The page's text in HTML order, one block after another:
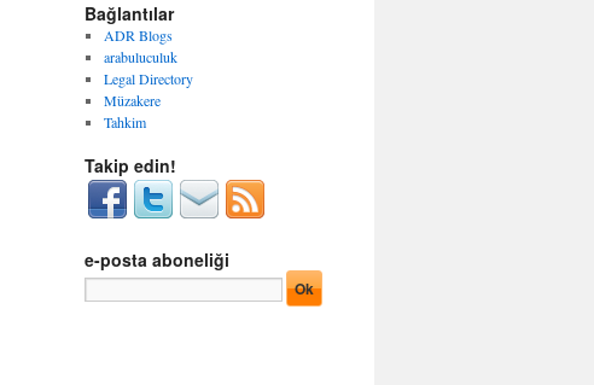
o
r
i
l
e
r
ş
i
v
l
e
r
Bağlantılar
ADR Blogs
arabuluculuk
Legal Directory
Müzakere
Tahkim
Takip edin!
e-posta aboneliği